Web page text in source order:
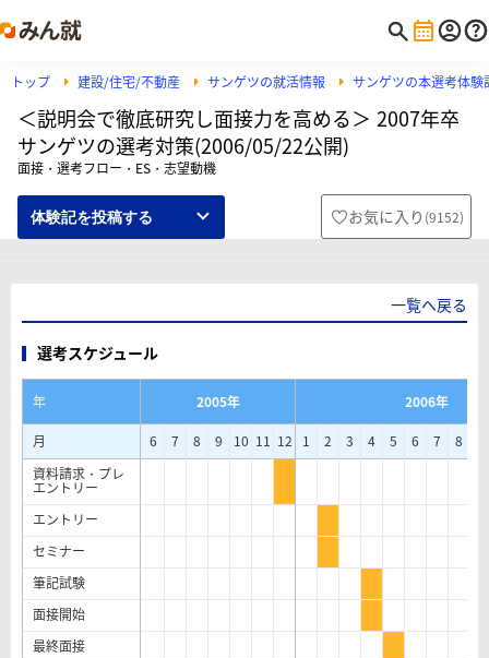
トップ 建設/住宅/不動産 サンゲツの就活情報 サンゲツの本選考体験
＜説明会で徹底研究し面接力を高める＞ 2007年卒
サンゲツの選考対策(2006/05/22公開)
面接・選考フロー・ES・志望動機
体験記を投稿する お気に入り (9152)
一覧へ戻る
選考スケジュール
年 2005年
2006年
月
6 7 8 9 10 11 12 1 2 3 4 5 6 7 8
資料請求・プレ
エントリー
エントリー
セミナー
筆記試験
面接開始
最終面接